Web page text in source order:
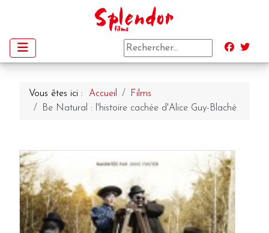
Vous êtes ici : Accueil
Films
Be Natural : l'histoire cachée d'Alice Guy-Blaché